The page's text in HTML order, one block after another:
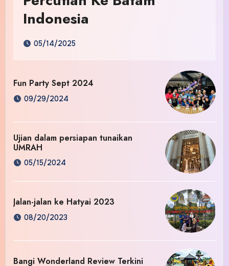
Indonesia
05/14/2025
Fun Party Sept 2024
09/29/2024
Ujian dalam persiapan tunaikan
UMRAH
05/15/2024
Jalan-jalan ke Hatyai 2023
08/20/2023
Bangi Wonderland Review Terkini